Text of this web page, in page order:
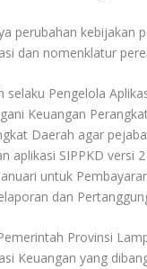
perubahan kebijakan
dan nomenklatur
Pengelola
Keuangan
Daerah agar
aplikasi SIPPKD versi
untuk
dan
Provinsi
Keuangan yang